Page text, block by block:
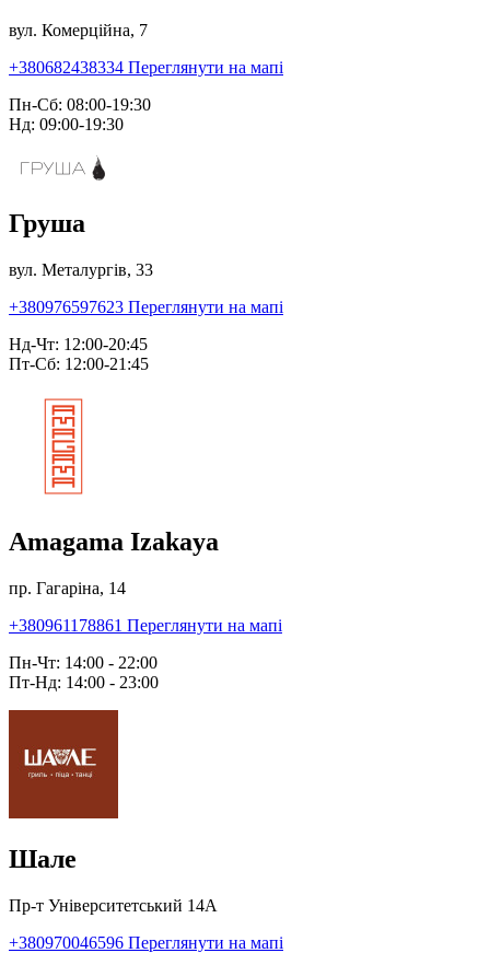
вул. Комерційна, 7
+380682438334 Переглянути на мапі
Пн-Сб: 08:00-19:30
Нд: 09:00-19:30
Груша
вул. Металургів, 33
+380976597623 Переглянути на мапі
Нд-Чт: 12:00-20:45
Пт-Сб: 12:00-21:45
Amagama Izakaya
пр. Гагаріна, 14
+380961178861 Переглянути на мапі
Пн-Чт: 14:00 - 22:00
Пт-Нд: 14:00 - 23:00
Шале
Пр-т Університетський 14А
+380970046596 Переглянути на мапі